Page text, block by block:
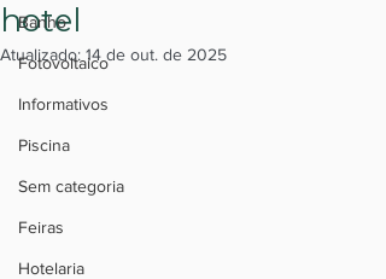
Banho
Fotovoltaico
Informativos
Piscina
Sem categoria
Feiras
Hotelaria
hotel
Atualizado: 14 de out. de 2025